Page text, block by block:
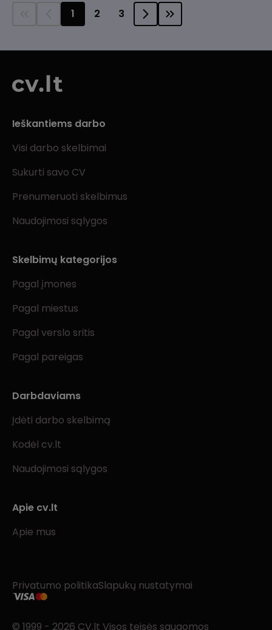
1 2 3
Ieškantiems darbo
Visi darbo skelbimai
Sukurti savo CV
Prenumeruoti skelbimus
Naudojimosi sąlygos
Skelbimų kategorijos
Pagal įmones
Pagal miestus
Pagal verslo sritis
Pagal pareigas
Darbdaviams
Įdėti darbo skelbimą
Kodėl cv.lt
Naudojimosi sąlygos
Apie cv.lt
Apie mus
Privatumo politikaSlapukų nustatymai
© 1999 - 2026 CV.lt Visos teisės saugomos